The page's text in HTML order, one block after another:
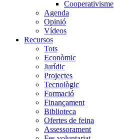
Cooperativisme
Agenda
Opinió
Vídeos
Recursos
Tots
Econòmic
Jurídic
Projectes
Tecnològic
Formació
Finançament
Biblioteca
Ofertes de feina
Assessorament